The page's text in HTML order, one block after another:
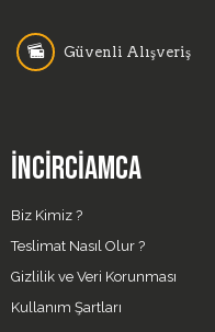
Güvenli Alışveriş
İNCIRCIAMCA
Biz Kimiz ?
Teslimat Nasıl Olur ?
Gizlilik ve Veri Korunması
Kullanım Şartları